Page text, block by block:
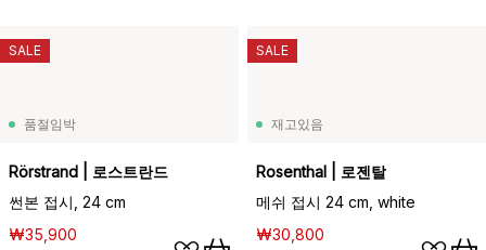
품절임박
Rörstrand | 로스트란드
썬본 접시, 24 cm
₩35,900
SALE
재고있음
Rosenthal | 로젠탈
메쉬 접시 24 cm, white
₩30,800
SALE